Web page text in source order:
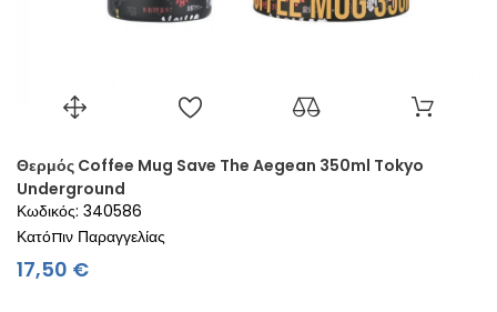
Θερμός Coffee Mug Save The Aegean 350ml Tokyo
Underground
Κωδικός: 340586
Κατόπιν Παραγγελίας
17,50 €Τιμή